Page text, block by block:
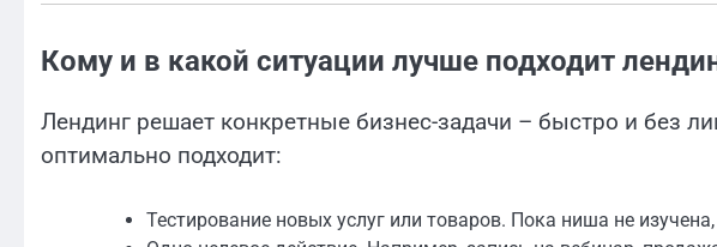
Кому и в какой ситуации лучше подходит
Лендинг решает конкретные бизнес-задачи – быстро и без
оптимально подходит:
Тестирование новых услуг или товаров. Пока ниша не